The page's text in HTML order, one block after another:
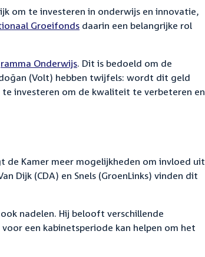
om te investeren in onderwijs en innovatie,
Groeifonds daarin een belangrijke rol
Onderwijs. Dit is bedoeld om de
(Volt) hebben twijfels: wordt dit geld
investeren om de kwaliteit te verbeteren en
Kamer meer mogelijkheden om invloed uit
Dijk (CDA) en Snels (GroenLinks) vinden dit
nadelen. Hij belooft verschillende
een kabinetsperiode kan helpen om het